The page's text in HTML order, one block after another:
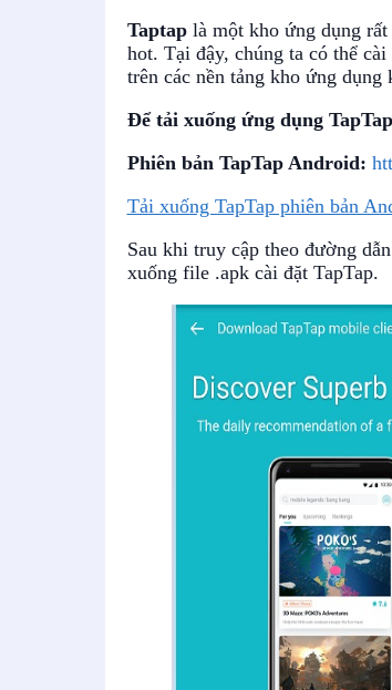
Taptap là một kho ứng dụng
hot. Tại đậy, chúng ta có thể
trên các nền tảng kho ứng dụng
Để tải xuống ứng dụng
Phiên bản TapTap Android:
Tải xuống TapTap phiên bản
Sau khi truy cập theo đường
xuống file .apk cài đặt TapTap.